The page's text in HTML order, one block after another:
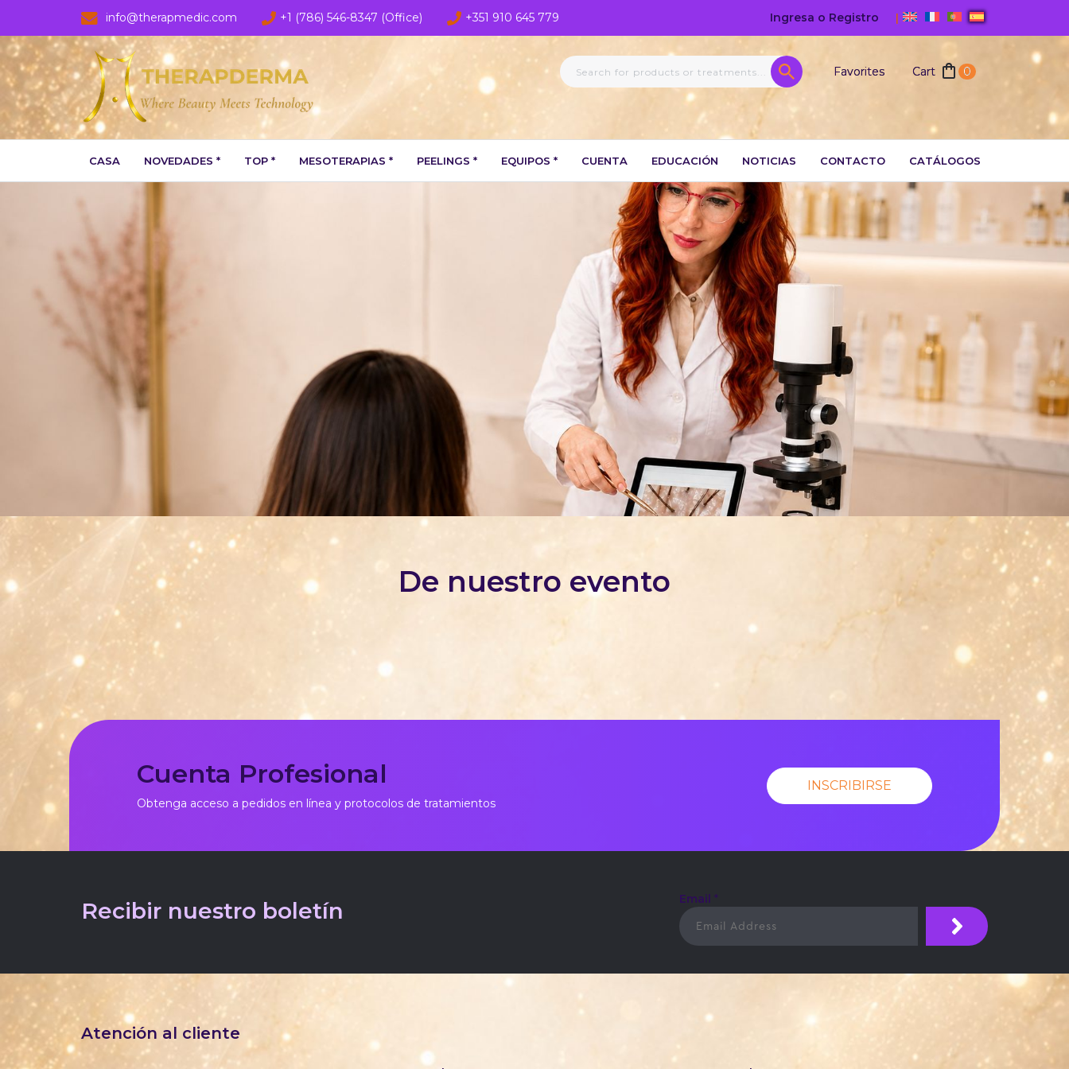
info@therapmedic.com +1 (786) 546-8347 (Office) +351 910 645 779 Ingresa o Registro
Favorites Cart 0
CASA NOVEDADES * TOP * MESOTERAPIAS * PEELINGS * EQUIPOS * CUENTA EDUCACIÓN NOTICIAS CONTACTO CATÁLOGOS
De nuestro evento
Cuenta Profesional
Obtenga acceso a pedidos en línea y protocolos de tratamientos
INSCRIBIRSE
Recibir nuestro boletín Email *
Atención al cliente